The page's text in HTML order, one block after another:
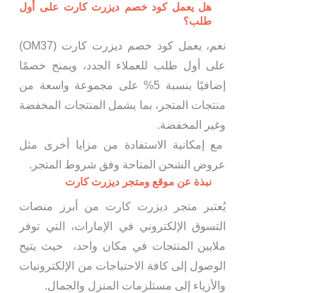
هل يعمل كود خصم ديزرت كارت على أول
طلب؟
نعم، يعمل كود خصم ديزرت كارت (OM37)
على أول طلب للعملاء الجدد، ويمنح خصمًا
إضافيًا بنسبة 5% على مجموعة واسعة من
منتجات المتجر، بما يشمل المنتجات المخفضة
وغير المخفضة.
مع إمكانية الاستفادة من مزايا أخرى مثل
عروض الشحن المتاحة وفق شروط المتجر.
نبذة عن موقع ومتجر ديزرت كارت
يُعتبر متجر ديزرت كارت من أبرز منصات
التسوق الإلكتروني في الإمارات، التي توفر
ملايين المنتجات في مكان واحد، حيث يتيح
الوصول إلى كافة الاحتياجات من الإلكترونيات
والأزياء إلى مستلزمات المنزل والجمال.